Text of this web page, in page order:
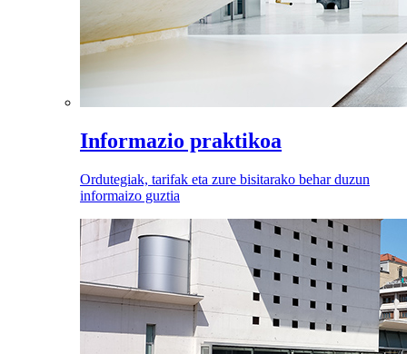
Informazio praktikoa
Ordutegiak, tarifak eta zure bisitarako behar duzun
informaizo guztia